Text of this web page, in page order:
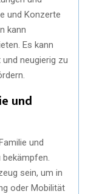
und Konzerte
kann
Es kann
neugierig zu
und
und
sein, um in
oder Mobilität